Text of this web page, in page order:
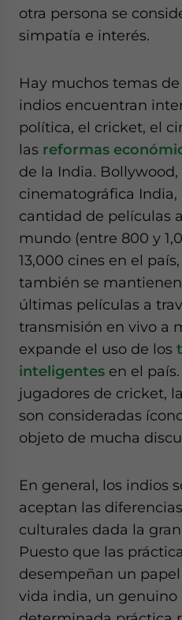
otra persona se
simpatía e interés.
Hay muchos temas
indios encuentran
política, el cricket, el
las reformas
de la India.
cinematográfica
cantidad de películas
mundo (entre 800 y
13,000 cines en el
también se
últimas películas a
transmisión en vivo a
expande el uso de los
inteligentes en el
jugadores de cricket,
son consideradas
objeto de mucha
En general, los indios
aceptan las
culturales dada la
Puesto que las
desempeñan un
vida india, un genuino